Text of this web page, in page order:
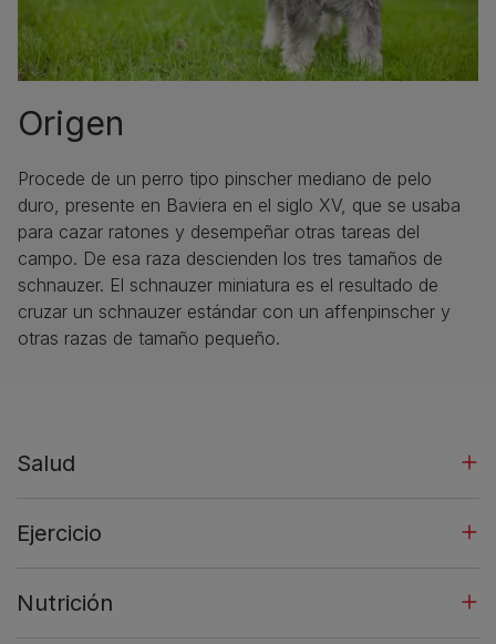
Origen
Procede de un perro tipo pinscher mediano de pelo
duro, presente en Baviera en el siglo XV, que se usaba
para cazar ratones y desempeñar otras tareas del
campo. De esa raza descienden los tres tamaños de
schnauzer. El schnauzer miniatura es el resultado de
cruzar un schnauzer estándar con un affenpinscher y
otras razas de tamaño pequeño.
Salud
Ejercicio
Nutrición